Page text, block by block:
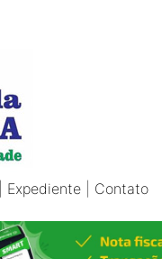
Expediente Contato